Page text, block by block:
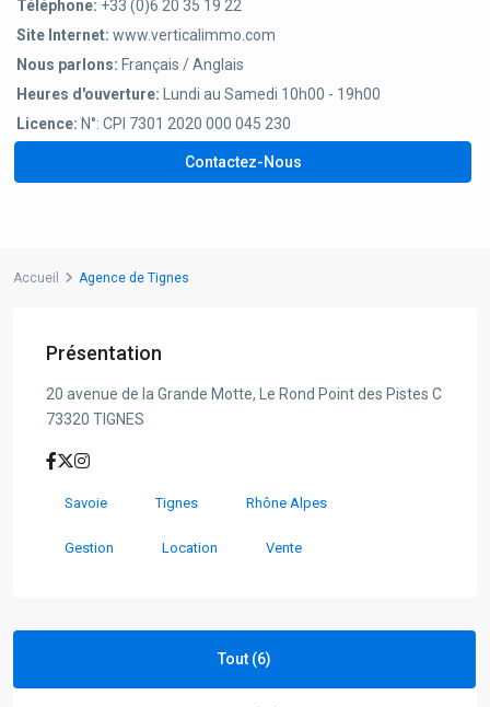
Téléphone: +33 (0)6 20 35 19 22
Site Internet: www.verticalimmo.com
Nous parlons: Français / Anglais
Heures d'ouverture: Lundi au Samedi 10h00 - 19h00
Licence: N°: CPI 7301 2020 000 045 230
Contactez-Nous
Accueil Agence de Tignes
Présentation
20 avenue de la Grande Motte, Le Rond Point des Pistes C
73320 TIGNES
Savoie Tignes Rhône Alpes
Gestion Location Vente
Tout (6)